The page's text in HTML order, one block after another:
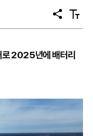
공
유
텍
스
기
로 2025년에 배터리